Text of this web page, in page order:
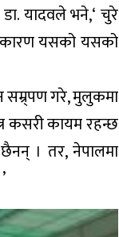
यादवले भने,‘ चुरे
यसको यसको
सम्र्पण गरे, मुलुकमा
कसरी कायम रहन्छ
। तर, नेपालमा